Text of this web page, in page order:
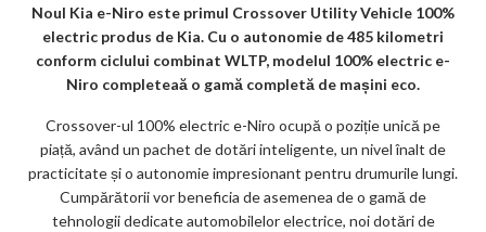
o
o
k
m
ar
ks
Noul Kia e-Niro este primul Crossover Utility Vehicle 100%
electric produs de Kia. Cu o autonomie de 485 kilometri
conform ciclului combinat WLTP, modelul 100% electric e-
Niro completeaă o gamă completă de mașini eco.
Crossover-ul 100% electric e-Niro ocupă o poziție unică pe
piață, având un pachet de dotări inteligente, un nivel înalt de
practicitate și o autonomie impresionant pentru drumurile lungi.
Cumpărătorii vor beneficia de asemenea de o gamă de
tehnologii dedicate automobilelor electrice, noi dotări de